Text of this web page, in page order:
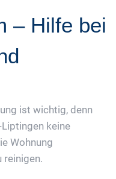
– Hilfe bei
ist wichtig, denn
keine
Wohnung
reinigen.